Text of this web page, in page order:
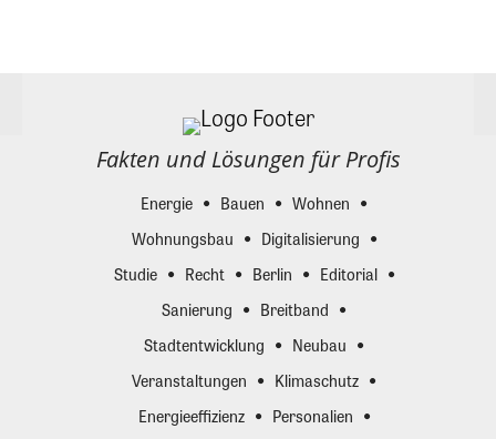
Fakten und Lösungen für Profis
Energie Bauen
Wohnen
Wohnungsbau
Digitalisierung
Studie
Recht Berlin
Editorial
Sanierung
Breitband
Stadtentwicklung
Neubau
Veranstaltungen
Klimaschutz
Energieeffizienz
Personalien